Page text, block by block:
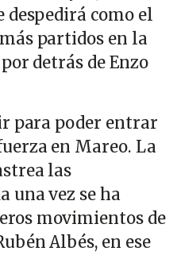
despedirá como el
partidos en la
detrás de Enzo
para poder entrar
en Mareo. La
las
una vez se ha
movimientos de
Albés, en ese